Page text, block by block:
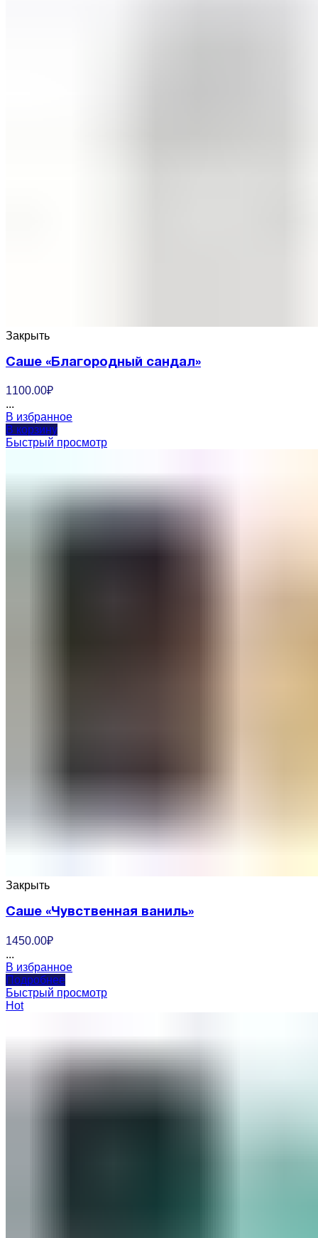
Закрыть
Саше «Благородный сандал»
1100.00₽
...
В избранное
В корзину
Быстрый просмотр
Закрыть
Саше «Чувственная ваниль»
1450.00₽
...
В избранное
Подробнее
Быстрый просмотр
Hot